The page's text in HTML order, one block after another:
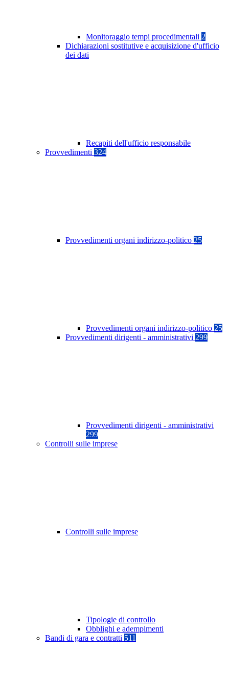
Monitoraggio tempi procedimentali 2
Dichiarazioni sostitutive e acquisizione d'ufficio
dei dati
Recapiti dell'ufficio responsabile
Provvedimenti 324
Provvedimenti organi indirizzo-politico 25
Provvedimenti organi indirizzo-politico 25
Provvedimenti dirigenti - amministrativi 299
Provvedimenti dirigenti - amministrativi
299
Controlli sulle imprese
Controlli sulle imprese
Tipologie di controllo
Obblighi e adempimenti
Bandi di gara e contratti 511